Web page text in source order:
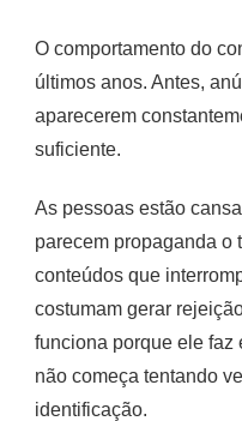
O comportamento do
últimos anos. Antes,
aparecerem
suficiente.
As pessoas estão
parecem propaganda o
conteúdos que
costumam gerar
funciona porque ele faz
não começa tentando
identificação.